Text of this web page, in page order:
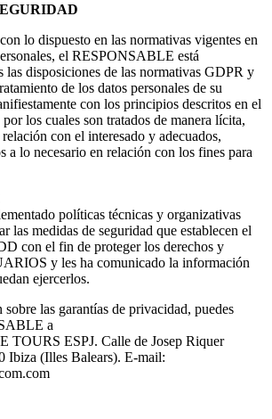
lo dispuesto en las normativas vigentes en
el RESPONSABLE está
las disposiciones de las normativas GDPR y
de los datos personales de su
con los principios descritos en el
los cuales son tratados de manera lícita,
con el interesado y adecuados,
a lo necesario en relación con los fines para
políticas técnicas y organizativas
las medidas de seguridad que establecen el
con el fin de proteger los derechos y
y les ha comunicado la información
ejercerlos.
las garantías de privacidad, puedes
a
TOURS ESPJ. Calle de Josep Riquer
Ibiza (Illes Balears). E-mail: